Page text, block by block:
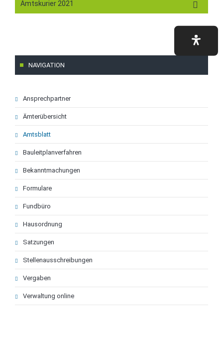
Amtskurier 2021
NAVIGATION
Navigation
überspringen
Ansprechpartner
Ämterübersicht
Amtsblatt
Bauleitplanverfahren
Bekanntmachungen
Formulare
Fundbüro
Hausordnung
Satzungen
Stellenausschreibungen
Vergaben
Verwaltung online